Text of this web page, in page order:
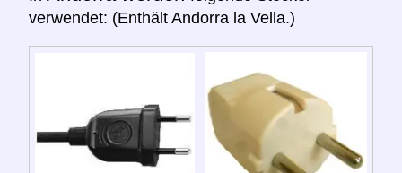
verwendet: (Enthält Andorra la Vella.)